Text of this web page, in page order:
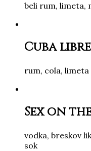
beli rum, limeta,
Cuba libre
rum, cola, limeta
Sex on
vodka, breskov
sok